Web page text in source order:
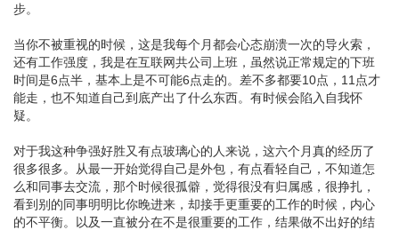
步。
当你不被重视的时候，这是我每个月都会心态崩溃一次的导火索，
还有工作强度，我是在互联网共公司上班，虽然说正常规定的下班
时间是6点半，基本上是不可能6点走的。差不多都要10点，11点才
能走，也不知道自己到底产出了什么东西。有时候会陷入自我怀
疑。
对于我这种争强好胜又有点玻璃心的人来说，这六个月真的经历了
很多很多。从最一开始觉得自己是外包，有点看轻自己，不知道怎
么和同事去交流，那个时候很孤僻，觉得很没有归属感，很挣扎，
看到别的同事明明比你晚进来，却接手更重要的工作的时候，内心
的不平衡。以及一直被分在不是很重要的工作，结果做不出好的结